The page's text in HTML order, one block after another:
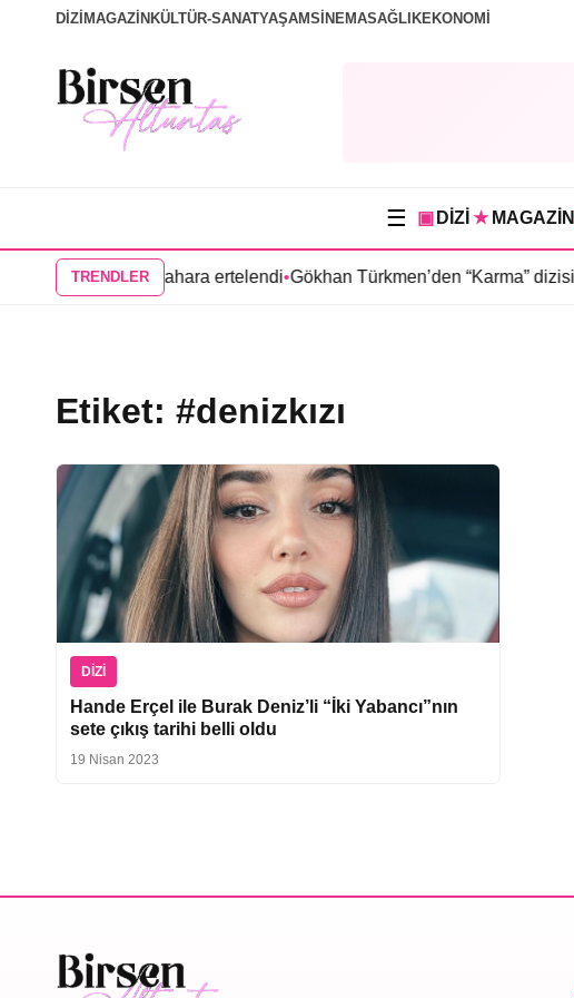
DİZİ MAGAZİN KÜLTÜR-SANATYAŞAMSİNEMASAĞLIKEKONOMİ
☰ ▣ DİZİ ★ MAGAZİN
TRENDLER
Aras dizisi ilkbahara ertelendi•Gökhan Türkmen’den “Karma” dizisi
Etiket: #denizkızı
DIZI
Hande Erçel ile Burak Deniz’li “İki Yabancı”nın
sete çıkış tarihi belli oldu
19 Nisan 2023